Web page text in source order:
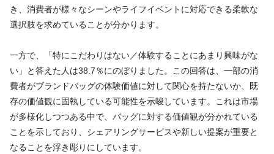
き、消費者が様々なシーンやライフイベントに対応できる柔軟な
選択肢を求めていることが分かります。
一方で、「特にこだわりはない／体験することにあまり興味がな
い」と答えた人は38.7％にのぼりました。この回答は、一部の消
費者がブランドバッグの体験価値に対して関心を持たないか、既
存の価値観に固執している可能性を示唆しています。これは市場
が多様化しつつある中で、バッグに対する価値観が分かれている
ことを示しており、シェアリングサービスや新しい提案が重要と
なることを浮き彫りにしています。